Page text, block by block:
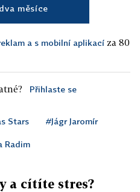
měsíce
a s mobilní aplikací za 80
Přihlaste se
Stars #Jágr Jaromír
Radim
a cítíte stres?